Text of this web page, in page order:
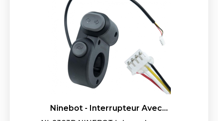
Ninebot - Interrupteur Avec...